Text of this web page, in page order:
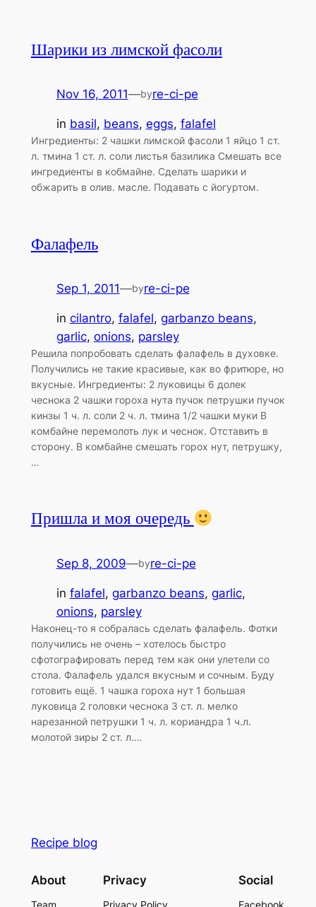
Шарики из лимской фасоли
Nov 16, 2011—byre-ci-pe
in basil, beans, eggs, falafel
Ингредиенты: 2 чашки лимской фасоли 1 яйцо 1 ст.
л. тмина 1 ст. л. соли листья базилика Смешать все
ингредиенты в кобмайне. Сделать шарики и
обжарить в олив. масле. Подавать с йогуртом.
Фалафель
Sep 1, 2011—byre-ci-pe
in cilantro, falafel, garbanzo beans
garlic, onions, parsley
Решила попробовать сделать фалафель в духовке.
Получились не такие красивые, как во фритюре, но
вкусные. Ингредиенты: 2 луковицы 6 долек
чеснока 2 чашки гороха нута пучок петрушки пучок
кинзы 1 ч. л. соли 2 ч. л. тмина 1/2 чашки муки В
комбайне перемолоть лук и чеснок. Отставить в
сторону. В комбайне смешать горох нут, петрушку,
…
Пришла и моя очередь
Sep 8, 2009—byre-ci-pe
in falafel, garbanzo beans, garlic
onions, parsley
Наконец-то я собралась сделать фалафель. Фотки
получились не очень – хотелось быстро
сфотографировать перед тем как они улетели со
стола. Фалафель удался вкусным и сочным. Буду
готовить ещё. 1 чашка гороха нут 1 большая
луковица 2 головки чеснока 3 ст. л. мелко
нарезанной петрушки 1 ч. л. кориандра 1 ч.л.
молотой зиры 2 ст. л.…
Recipe blog
About Privacy Social